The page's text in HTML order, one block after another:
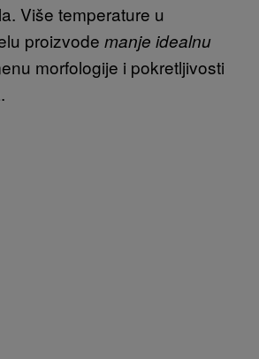
Više temperature u
proizvode manje idealnu
morfologije i pokretljivosti